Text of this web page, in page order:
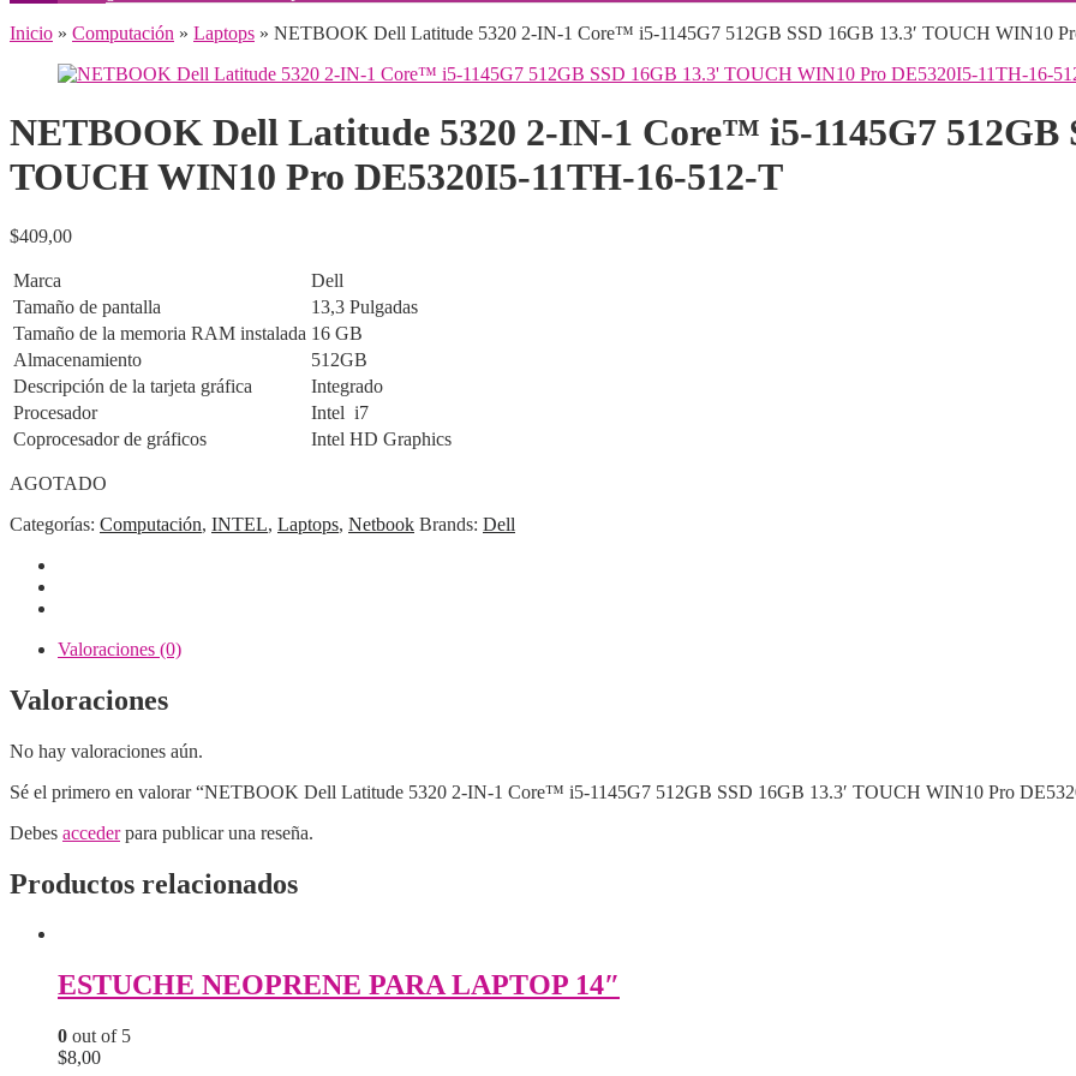
Inicio » Computación » Laptops » NETBOOK Dell Latitude 5320 2-IN-1 Core™ i5-1145G7 512GB SSD 16GB 13.3′ TOUCH WIN10
NETBOOK Dell Latitude 5320 2-IN-1 Core™ i5-1145G7 512GB
TOUCH WIN10 Pro DE5320I5-11TH-16-512-T
$409,00
Marca
Dell
Tamaño de pantalla
13,3 Pulgadas
Tamaño de la memoria RAM instalada 16 GB
Almacenamiento
512GB
Descripción de la tarjeta gráfica
Integrado
Procesador
Intel i7
Coprocesador de gráficos
Intel HD Graphics
AGOTADO
Categorías: Computación, INTEL, Laptops, Netbook Brands: Dell
Valoraciones (0)
Valoraciones
No hay valoraciones aún.
Sé el primero en valorar “NETBOOK Dell Latitude 5320 2-IN-1 Core™ i5-1145G7 512GB SSD 16GB 13.3′ TOUCH WIN10 Pro
Debes accederpara publicar una reseña.
Productos relacionados
ESTUCHE NEOPRENE PARA LAPTOP 14″
0 out of 5
$8,00